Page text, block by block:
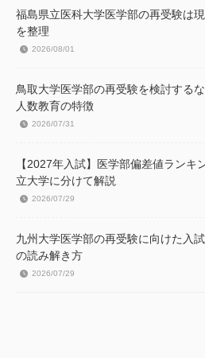
福島県立医科大学医学部の再受験は
を整理
2026/08/01
鳥取大学医学部の再受験を検討する
人数教育の特徴
2026/07/31
【2027年入試】医学部偏差値ランキ
立大学に分けて解説
2026/07/29
九州大学医学部の再受験に向けた入
の読み解き方
2026/07/29